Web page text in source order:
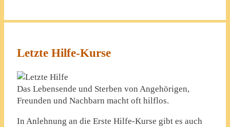
Letzte Hilfe-Kurse
Das Lebensende und Sterben von Angehörigen,
Freunden und Nachbarn macht oft hilflos.
In Anlehnung an die Erste Hilfe-Kurse gibt es auch